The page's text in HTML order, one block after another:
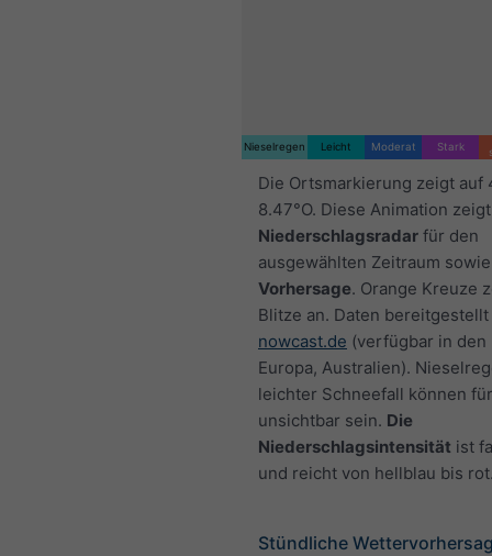
Nieselregen Leicht Moderat Stark
Die Ortsmarkierung zeigt auf
8.47°O. Diese Animation
Niederschlagsradar für den
ausgewählten Zeitraum
Vorhersage. Orange Kreuze
Blitze an. Daten
nowcast.de (verfügbar in den
Europa, Australien).
leichter Schneefall können
unsichtbar sein. Die
Niederschlagsintensität ist
und reicht von hellblau bis
Stündliche